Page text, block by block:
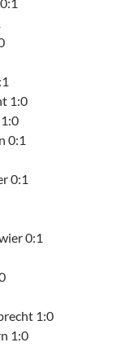
1:0
0:1
0:1
0:1
1:0
1:0